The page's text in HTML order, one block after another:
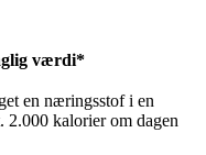
værdi*
en næringsstof i en
2.000 kalorier om dagen